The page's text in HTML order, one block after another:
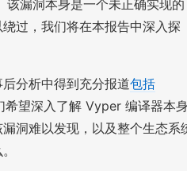
漏洞本身是一个未正确实现的
过，我们将在本报告中深入探
分析中得到充分报道包括
希望深入了解 Vyper 编译器本
洞难以发现，以及整个生态系